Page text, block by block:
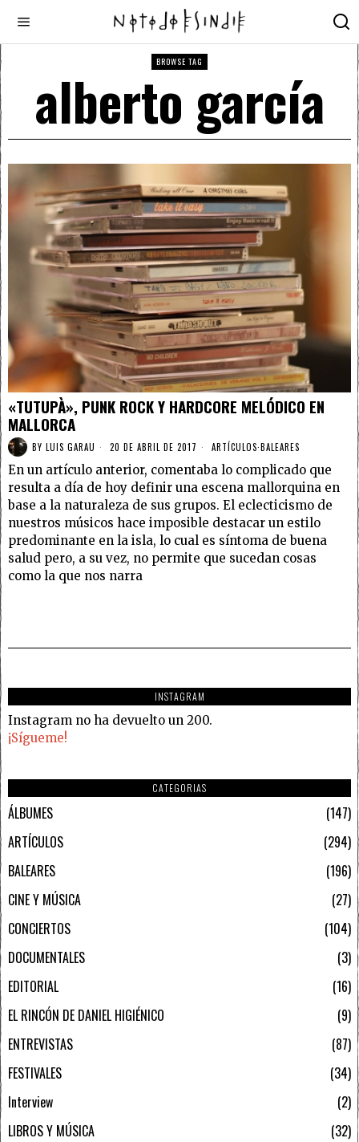
BROWSE TAG
alberto garcía
«TUTUPÀ», PUNK ROCK Y HARDCORE MELÓDICO EN
MALLORCA
BY LUIS GARAU 20 DE ABRIL DE 2017 ARTÍCULOS·BALEARES
En un artículo anterior, comentaba lo complicado que
resulta a día de hoy definir una escena mallorquina en
base a la naturaleza de sus grupos. El eclecticismo de
nuestros músicos hace imposible destacar un estilo
predominante en la isla, lo cual es síntoma de buena
salud pero, a su vez, no permite que sucedan cosas
como la que nos narra
INSTAGRAM
Instagram no ha devuelto un 200.
¡Sígueme!
CATEGORIAS
ÁLBUMES
147
ARTÍCULOS
294
BALEARES
196
CINE Y MÚSICA
27
CONCIERTOS
104
DOCUMENTALES
3
EDITORIAL
16
EL RINCÓN DE DANIEL HIGIÉNICO
9
ENTREVISTAS
87
FESTIVALES
34
Interview
2
LIBROS Y MÚSICA
32